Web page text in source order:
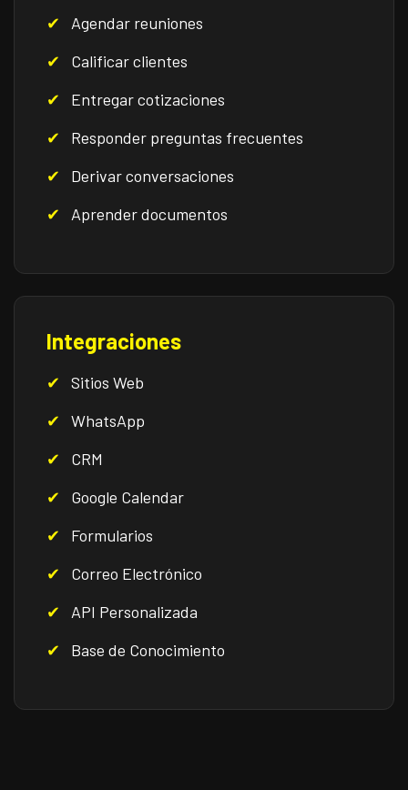
Agendar reuniones
Calificar clientes
Entregar cotizaciones
Responder preguntas frecuentes
Derivar conversaciones
Aprender documentos
Integraciones
Sitios Web
WhatsApp
CRM
Google Calendar
Formularios
Correo Electrónico
API Personalizada
Base de Conocimiento